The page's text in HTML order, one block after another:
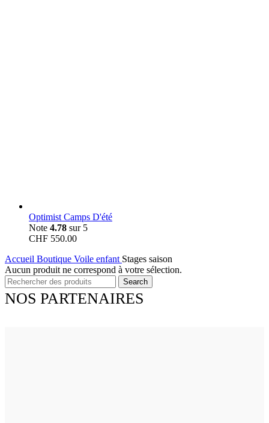
Optimist Camps D'été
Note 4.78 sur 5
CHF 550.00
Accueil Boutique Voile enfant Stages saison
Aucun produit ne correspond à votre sélection.
Search
NOS PARTENAIRES